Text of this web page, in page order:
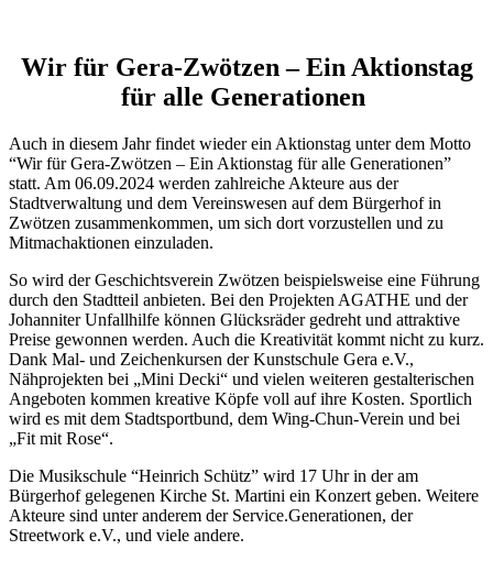
Wir für Gera-Zwötzen – Ein Aktionstag
für alle Generationen
Auch in diesem Jahr findet wieder ein Aktionstag unter dem Motto
“Wir für Gera-Zwötzen – Ein Aktionstag für alle Generationen”
statt. Am 06.09.2024 werden zahlreiche Akteure aus der
Stadtverwaltung und dem Vereinswesen auf dem Bürgerhof in
Zwötzen zusammenkommen, um sich dort vorzustellen und zu
Mitmachaktionen einzuladen.
So wird der Geschichtsverein Zwötzen beispielsweise eine Führung
durch den Stadtteil anbieten. Bei den Projekten AGATHE und der
Johanniter Unfallhilfe können Glücksräder gedreht und attraktive
Preise gewonnen werden. Auch die Kreativität kommt nicht zu kurz.
Dank Mal- und Zeichenkursen der Kunstschule Gera e.V.,
Nähprojekten bei „Mini Decki“ und vielen weiteren gestalterischen
Angeboten kommen kreative Köpfe voll auf ihre Kosten. Sportlich
wird es mit dem Stadtsportbund, dem Wing-Chun-Verein und bei
„Fit mit Rose“.
Die Musikschule “Heinrich Schütz” wird 17 Uhr in der am
Bürgerhof gelegenen Kirche St. Martini ein Konzert geben. Weitere
Akteure sind unter anderem der Service.Generationen, der
Streetwork e.V., und viele andere.